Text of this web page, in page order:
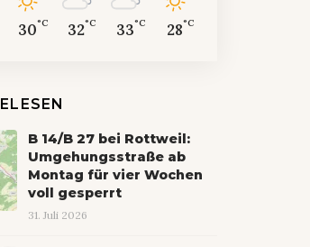
30°C 32°C 33°C 28°C
B 14/B 27 bei Rottweil:
Umgehungsstraße ab
Montag für vier Wochen
voll gesperrt
31. Juli 2026